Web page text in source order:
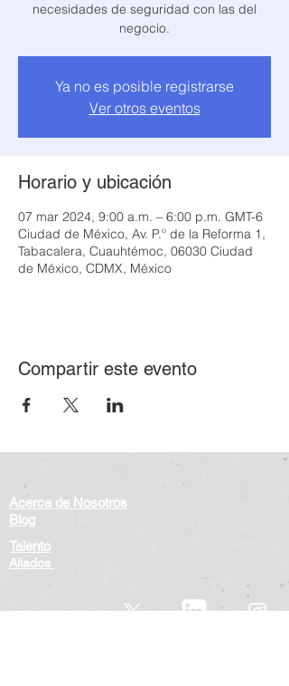
necesidades de seguridad con las del
negocio.
Ya no es posible registrarse
Ver otros eventos
Horario y ubicación
07 mar 2024, 9:00 a.m. – 6:00 p.m. GMT-6
Ciudad de México, Av. P.º de la Reforma 1,
Tabacalera, Cuauhtémoc, 06030 Ciudad
de México, CDMX, México
Compartir este evento
Acerca de Nosotros
Blog
Talento
Aliados